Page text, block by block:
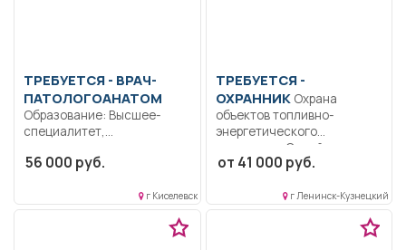
ТРЕБУЕТСЯ - ВРАЧ-
ПАТОЛОГОАНАТОМ
Образование: Высшее-
специалитет,
Коммуникабельность.
Выполнение должностных
обязанностей согласно
56 000 руб.
г Киселевск
ТРЕБУЕТСЯ -
ОХРАННИКОхрана
объектов топливно-
энергетического
комплекса. Содействие в
безопасности объектов
от 41 000 руб.
г Ленинск-Кузнецкий